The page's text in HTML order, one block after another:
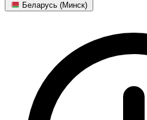
Беларусь (Минск)